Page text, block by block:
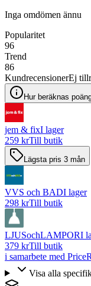
Inga omdömen ännu
Popularitet
96
Trend
86
KundrecensionerEj
Hur beräknas
jem & fixI lager
259 krTill butik
Lägsta pris 3 mån
VVS och BADI lager
298 krTill butik
LJUSochLAMPORI
379 krTill butik
i samarbete med
Visa alla